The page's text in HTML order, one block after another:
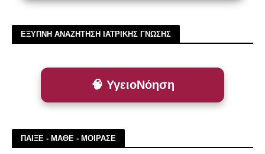
ΕΞΥΠΝΗ ΑΝΑΖΗΤΗΣΗ ΙΑΤΡΙΚΗΣ ΓΝΩΣΗΣ
🧠 ΥγειοΝόηση
ΠΑΙΞΕ - ΜΑΘΕ - ΜΟΙΡΑΣΕ